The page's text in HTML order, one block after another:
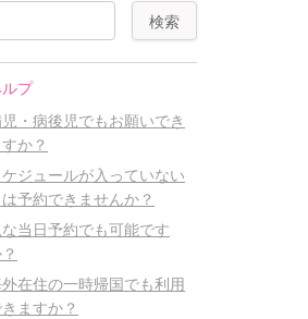
プ
・病後児でもお願いでき
か？
ジュールが入っていない
は予約できませんか？
当日予約でも可能です
在住の一時帰国でも利用
ますか？